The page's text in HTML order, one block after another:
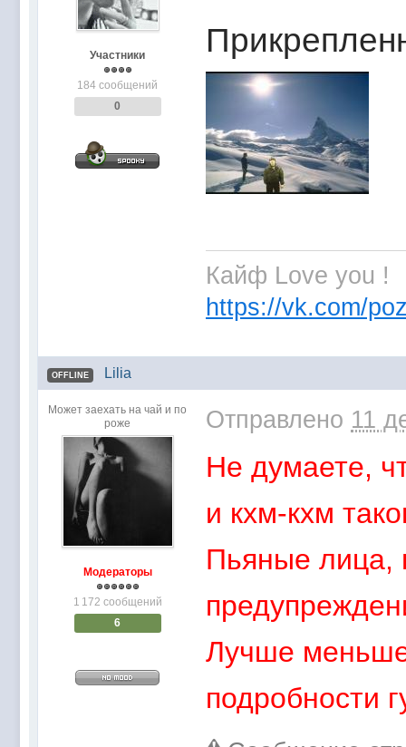
Участники
184 сообщений
0
Кайф Love you !
https://vk.com/
OFFLINE Lilia
Может заехать на чай и по
роже
Модераторы
1 172 сообщений
6
Отправлено 11
Не думаете,
и кхм-кхм
Пьяные лица,
Лучше
подробности